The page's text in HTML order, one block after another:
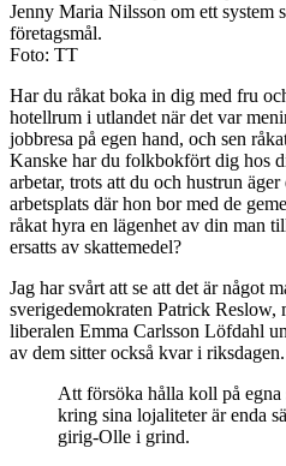
Jenny Maria Nilsson om ett system
företagsmål.
Foto: TT
Har du råkat boka in dig med fru
hotellrum i utlandet när det var
jobbresa på egen hand, och sen
Kanske har du folkbokfört dig hos
arbetar, trots att du och hustrun
arbetsplats där hon bor med de
råkat hyra en lägenhet av din man
ersatts av skattemedel?
Jag har svårt att se att det är något
sverigedemokraten Patrick Reslow,
liberalen Emma Carlsson Löfdahl
av dem sitter också kvar i riksdagen.
Att försöka hålla koll på egna
kring sina lojaliteter är enda
girig-Olle i grind.